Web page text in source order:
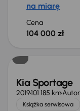
na miarę
Cena
104 000 zł
Kia Sportage
2019101 185 km
Książka serwisowa